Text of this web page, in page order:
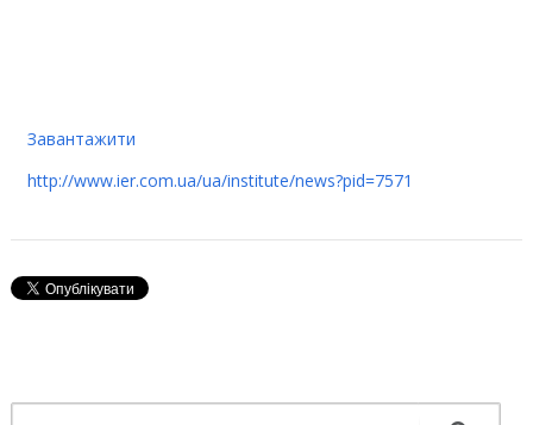
Завантажити
http://www.ier.com.ua/ua/institute/news?pid=7571